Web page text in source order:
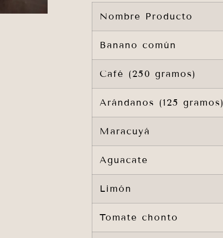
Nombre Producto
Banano común
Café (250 gramos)
Arándanos (125 gramos)
Maracuyá
Aguacate
Limón
Tomate chonto